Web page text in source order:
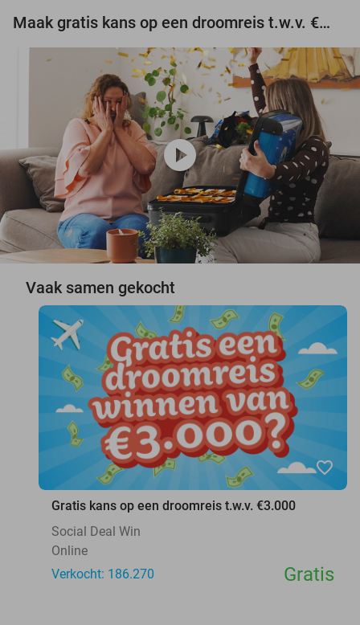
Maak gratis kans op een droomreis t.w.v. €3.000!
play_circle
Vaak samen gekocht
favorite_border
Gratis kans op een droomreis t.w.v. €3.000
Social Deal Win
Online
Verkocht: 186.270
Gratis